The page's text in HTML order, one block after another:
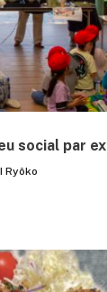
social par
Ryôko